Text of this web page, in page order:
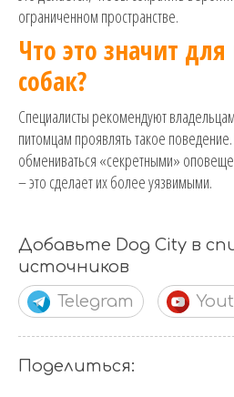
ограниченном пространстве.
Что это значит
собак?
Специалисты рекомендуют
питомцам проявлять такое
обмениваться «секретными»
– это сделает их более уязвимыми.
Добавьте Dog City в
источников
Telegram
Поделиться: